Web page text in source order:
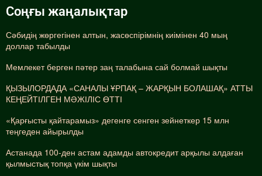
Соңғы жаңалықтар
Сәбидің жөргегінен алтын, жасөспірімнің киімінен 40 мың
доллар табылды
Мемлекет берген пәтер заң талабына сай болмай шықты
ҚЫЗЫЛОРДАДА «САНАЛЫ ҰРПАҚ – ЖАРҚЫН БОЛАШАҚ» АТТЫ
КЕҢЕЙТІЛГЕН МӘЖІЛІС ӨТТІ
«Қарғысты қайтарамыз» дегенге сенген зейнеткер 15 млн
теңгеден айырылды
Астанада 100-ден астам адамды автокредит арқылы алдаған
қылмыстық топқа үкім шықты